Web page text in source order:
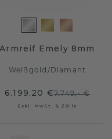
Armreif Emely 8mm
Weißgold / Diamant
6.199,20 €7.749,- €
Exkl. MwSt. & Zölle